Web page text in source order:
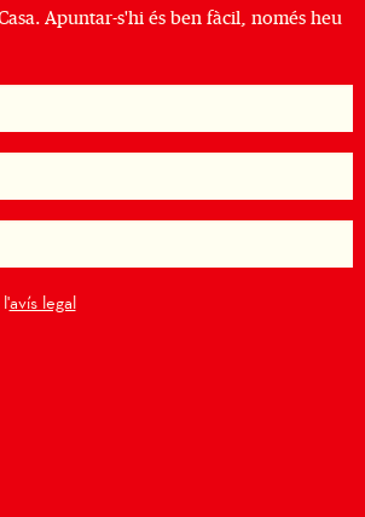
Apuntar-s'hi és ben fàcil, només heu
avís legal